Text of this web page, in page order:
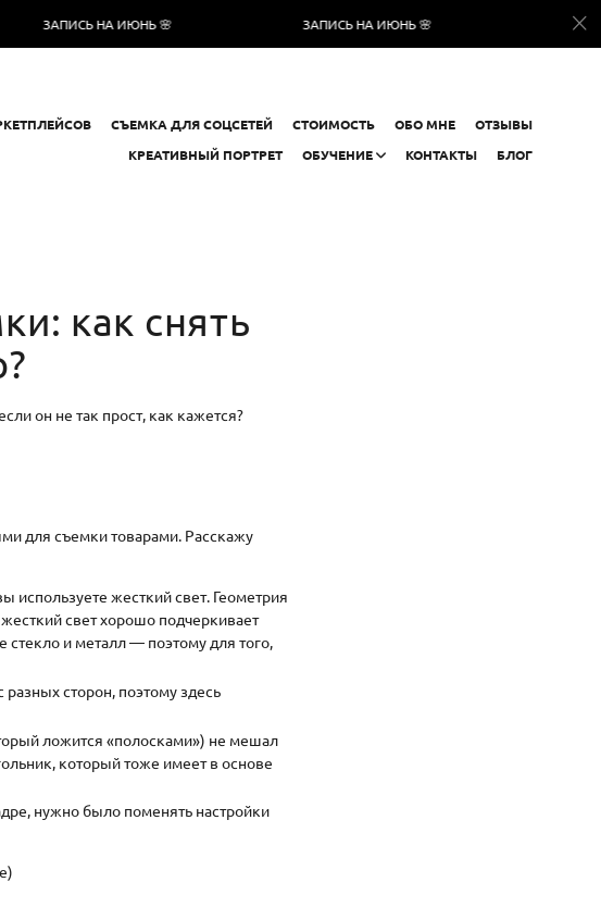
СЪЕМКА ДЛЯ СОЦСЕТЕЙ СТОИМОСТЬ ОБО МНЕ
ОТЗЫВЫ
КРЕАТИВНЫЙ ПОРТРЕТ
ОБУЧЕНИЕ КОНТАКТЫ БЛОГ
как снять
он не так прост, как кажется?
для съемки товарами. Расскажу
используете жесткий свет. Геометрия
свет хорошо подчеркивает
и металл — поэтому для того,
сторон, поэтому здесь
ложится «полосками») не мешал
который тоже имеет в основе
нужно было поменять настройки
НА ИЮНЬ 🌸 ЗАПИСЬ НА ИЮНЬ 🌸 ЗАПИСЬ НА